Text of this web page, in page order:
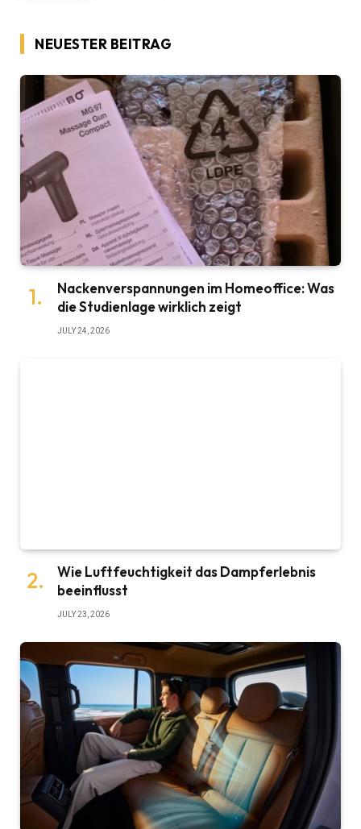
NEUESTER BEITRAG
Nackenverspannungen im Homeoffice: Was
die Studienlage wirklich zeigt
JULY 24, 2026
Wie Luftfeuchtigkeit das Dampferlebnis
beeinflusst
JULY 23, 2026